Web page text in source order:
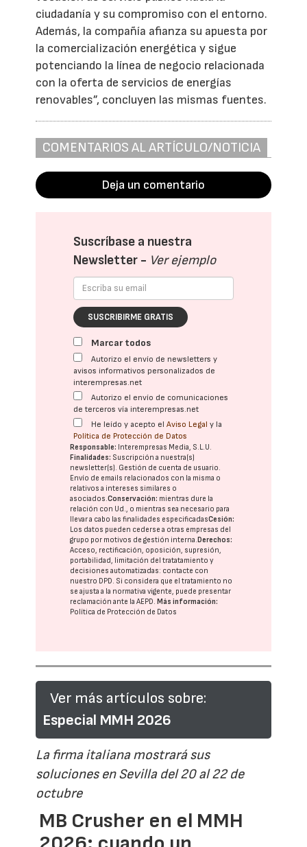
ciudadanía y su compromiso con el entorno.
Además, la compañía afianza su apuesta por
la comercialización energética y sigue
potenciando la línea de negocio relacionada
con la oferta de servicios de energías
renovables”, concluyen las mismas fuentes.
COMENTARIOS AL ARTÍCULO/NOTICIA
Deja un comentario
Suscríbase a nuestra
Newsletter - Ver ejemplo
SUSCRIBIRME GRATIS
Marcar todos
Autorizo el envío de newsletters y
avisos informativos personalizados de
interempresas.net
Autorizo el envío de comunicaciones
de terceros vía interempresas.net
He leído y acepto elAviso Legal y la
Política de Protección de Datos
Responsable: Interempresas Media, S.L.U.
Finalidades: Suscripción a nuestra(s)
newsletter(s). Gestión de cuenta de usuario.
Envío de emails relacionados con la misma o
relativos a intereses similares o
asociados.Conservación: mientras dure la
relación con Ud., o mientras sea necesario para
llevar a cabo las finalidades especificadasCesión:
Los datos pueden cederse a otras empresas del
grupo por motivos de gestión interna.Derechos:
Acceso, rectificación, oposición, supresión,
portabilidad, limitación del tratatamiento y
decisiones automatizadas: contacte con
nuestro DPD . Si considera que el tratamiento no
se ajusta a la normativa vigente, puede presentar
reclamación ante laAEPD .Más información:
Política de Protección de Datos
Ver más artículos sobre:
Especial MMH 2026
La firma italiana mostrará sus
soluciones en Sevilla del 20 al 22 de
octubre
MB Crusher en el MMH